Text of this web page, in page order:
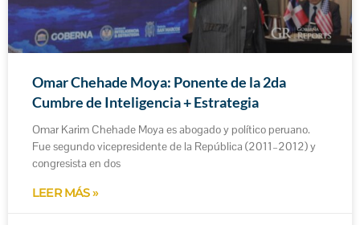
Omar Chehade Moya: Ponente de la 2da
Cumbre de Inteligencia + Estrategia
Omar Karim Chehade Moya es abogado y político peruano.
Fue segundo vicepresidente de la República (2011–2012) y
congresista en dos
LEER MÁS »